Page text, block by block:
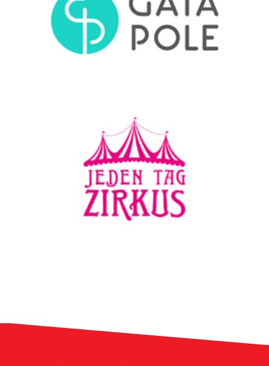
10% Rabatt mit dem Code: vidance10
Versandkostenfrei bestellen mit dem Code: VI-
DanceLove